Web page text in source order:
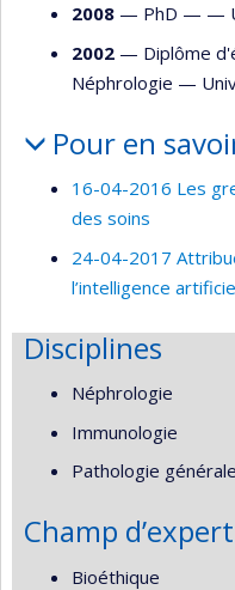
2008 — PhD — —
2002 — Diplôme
Néphrologie —
Pour en
16-04-2016 Les
des soins
24-04-2017
l’intelligence
Disciplines
Néphrologie
Immunologie
Pathologie générale
Champ
Bioéthique